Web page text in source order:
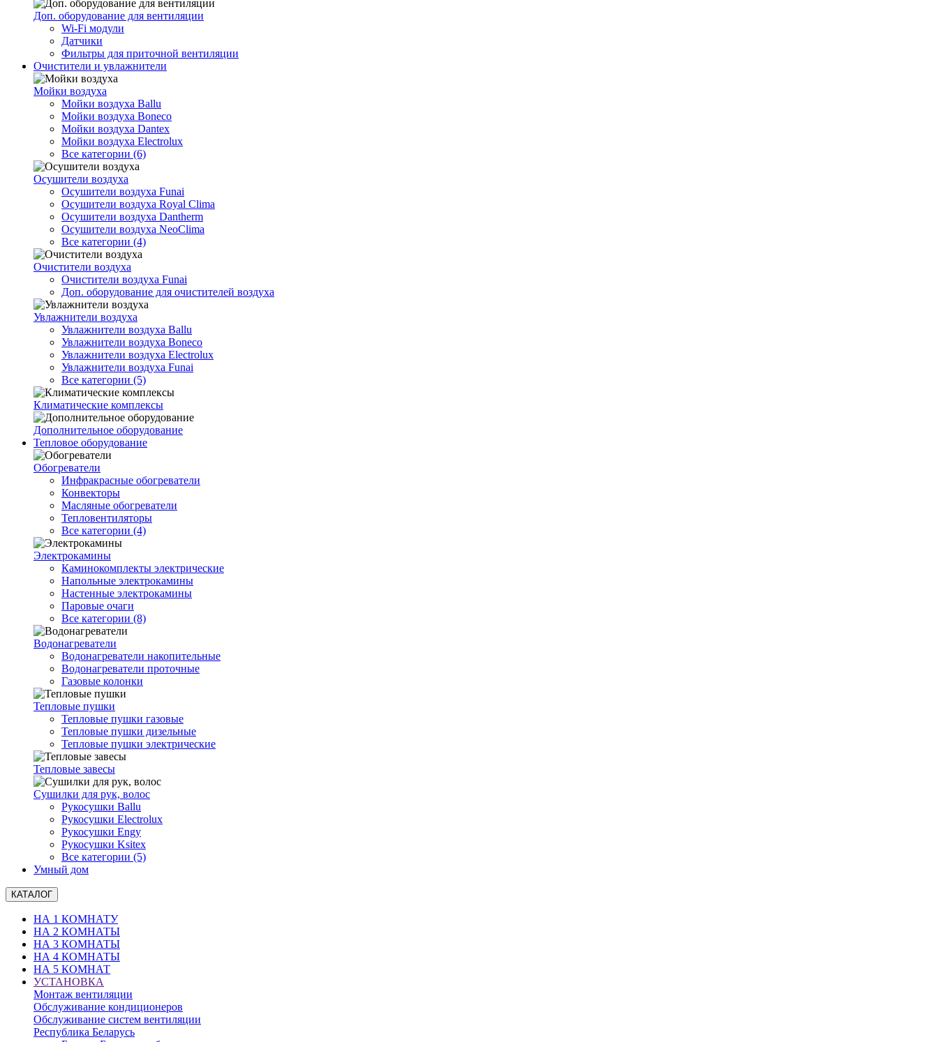
Доп. оборудование для вентиляции
Wi-Fi модули
Датчики
Фильтры для приточной вентиляции
Очистители и увлажнители
Мойки воздуха
Мойки воздуха Ballu
Мойки воздуха Boneco
Мойки воздуха Dantex
Мойки воздуха Electrolux
Все категории (6)
Осушители воздуха
Осушители воздуха Funai
Осушители воздуха Royal Clima
Осушители воздуха Dantherm
Осушители воздуха NeoClima
Все категории (4)
Очистители воздуха
Очистители воздуха Funai
Доп. оборудование для очистителей воздуха
Увлажнители воздуха
Увлажнители воздуха Ballu
Увлажнители воздуха Boneco
Увлажнители воздуха Electrolux
Увлажнители воздуха Funai
Все категории (5)
Климатические комплексы
Дополнительное оборудование
Тепловое оборудование
Обогреватели
Инфракрасные обогреватели
Конвекторы
Масляные обогреватели
Тепловентиляторы
Все категории (4)
Электрокамины
Каминокомплекты электрические
Напольные электрокамины
Настенные электрокамины
Паровые очаги
Все категории (8)
Водонагреватели
Водонагреватели накопительные
Водонагреватели проточные
Газовые колонки
Тепловые пушки
Тепловые пушки газовые
Тепловые пушки дизельные
Тепловые пушки электрические
Тепловые завесы
Сушилки для рук, волоc
Рукосушки Ballu
Рукосушки Electrolux
Рукосушки Engy
Рукосушки Ksitex
Все категории (5)
Умный дом
КАТАЛОГ
НА 1 КОМНАТУ
НА 2 КОМНАТЫ
НА 3 КОМНАТЫ
НА 4 КОМНАТЫ
НА 5 КОМНАТ
УСТАНОВКА
Монтаж вентиляции
Обслуживание кондиционеров
Обслуживание систем вентиляции
Республика Беларусь